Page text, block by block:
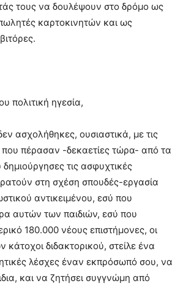
τους να δουλέψουν στο δρόμο ως
καρτοκινητών και ως
πολιτική ηγεσία,
ασχολήθηκες, ουσιαστικά, με τις
που πέρασαν -δεκαετίες τώρα- από τα
τις ασφυχτικές
στη σχέση σπουδές-εργασία
αντικειμένου, εσύ που
αυτών των παιδιών, εσύ που
180.000 νέους επιστήμονες, οι
κάτοχοι διδακτορικού, στείλε ένα
λέσχες έναν εκπρόσωπό σου, να
και να ζητήσει συγγνώμη από